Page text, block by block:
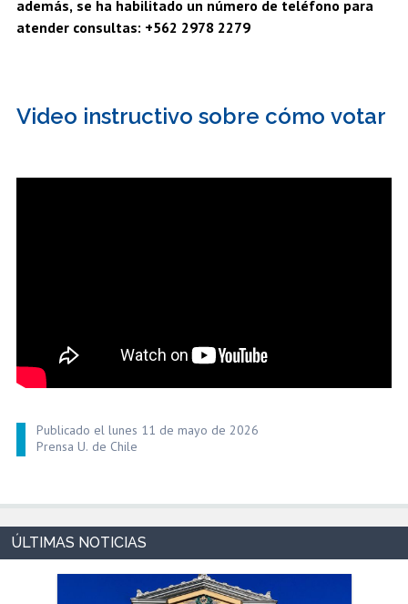
además, se ha habilitado un número de teléfono para
atender consultas: +562 2978 2279
Video instructivo sobre cómo votar
Publicado el lunes 11 de mayo de 2026
Prensa U. de Chile